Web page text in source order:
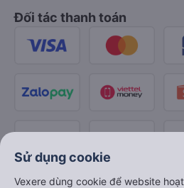
Đối tác thanh toán
Sử dụng cookie
Vexere dùng cookie để website